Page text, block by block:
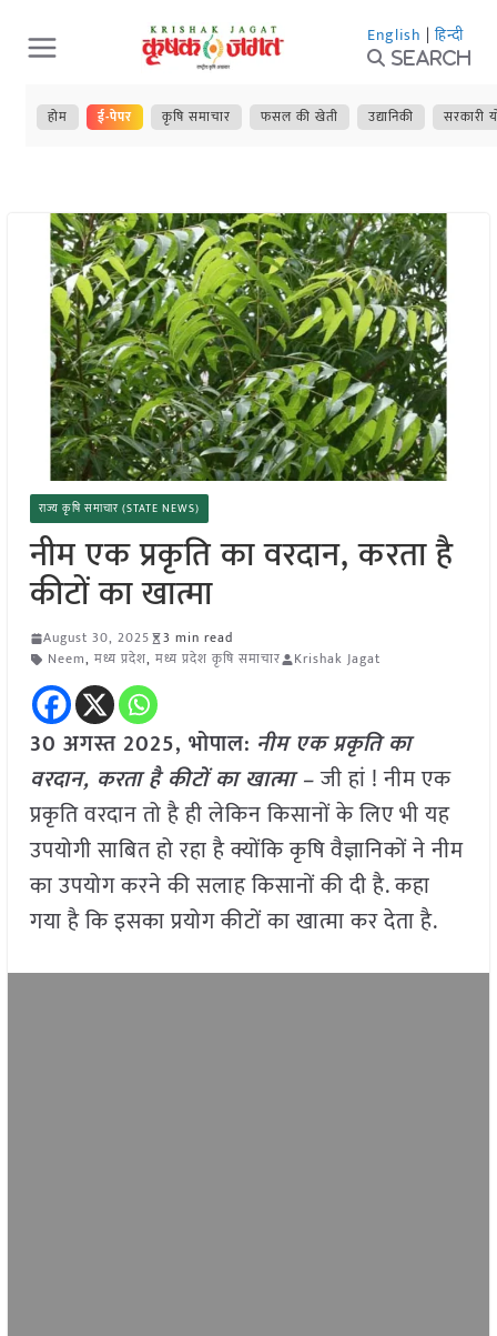
Skip
to
content
English | हिन्दी
Search
होम ई-पेपर कृषि समाचार फसल की खेती उद्यानिकी सरकारी
राज्य कृषि समाचार (STATE NEWS)
नीम एक प्रकृति का वरदान, करता है
कीटों का खात्मा
August 30, 2025
3 min read
Neem, मध्य प्रदेश, मध्य प्रदेश कृषि समाचार Krishak Jagat
30 अगस्त 2025, भोपाल: नीम एक प्रकृति का
वरदान, करता है कीटों का खात्मा –जी हां ! नीम एक
प्रकृति वरदान तो है ही लेकिन किसानों के लिए भी यह
उपयोगी साबित हो रहा है क्योंकि कृषि वैज्ञानिकों ने नीम
का उपयोग करने की सलाह किसानों की दी है. कहा
गया है कि इसका प्रयोग कीटों का खात्मा कर देता है.